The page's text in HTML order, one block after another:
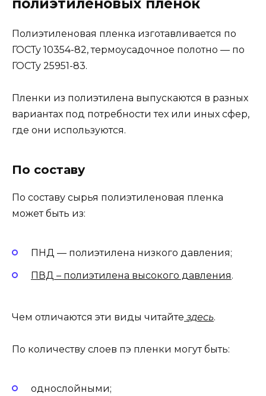
полиэтиленовых пленок
Полиэтиленовая пленка изготавливается по
ГОСТу 10354-82, термоусадочное полотно — по
ГОСТу 25951-83.
Пленки из полиэтилена выпускаются в разных
вариантах под потребности тех или иных сфер,
где они используются.
По составу
По составу сырья полиэтиленовая пленка
может быть из:
ПНД — полиэтилена низкого давления;
ПВД – полиэтилена высокого давления.
Чем отличаются эти виды читайте здесь.
По количеству слоев пэ пленки могут быть:
однослойными;